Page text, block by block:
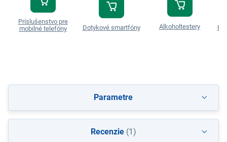
Príslušenstvo pre
mobilné telefóny
Dotykové smartfóny Alkoholtestery
Parametre
Recenzie(1)